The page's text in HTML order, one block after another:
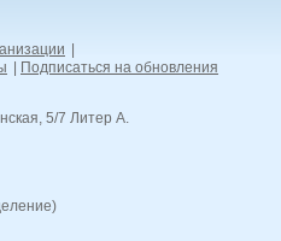
Подписаться на обновления
5/7 Литер А.